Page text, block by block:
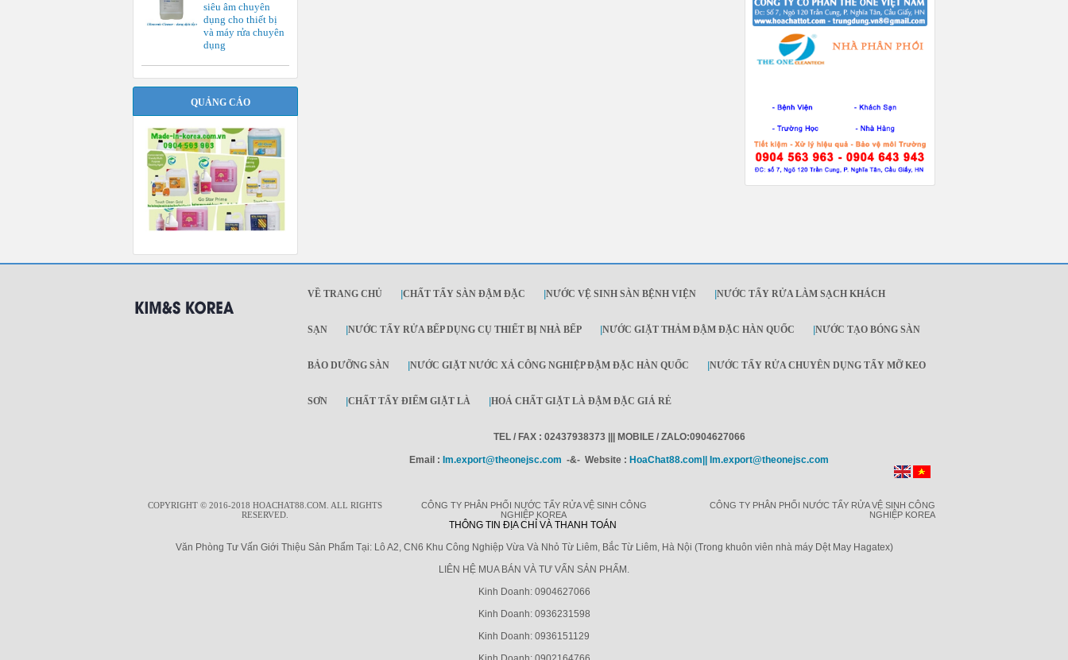
siêu âm chuyên
dụng cho thiết bị
và máy rửa chuyên
dụng
QUẢNG CÁO
VỀ TRANG CHỦ CHẤT TẨY SÀN ĐẬM ĐẶC NƯỚC VỆ SINH SÀN BỆNH VIỆN NƯỚC TẨY RỬA LÀM SẠCH KHÁCH
SẠN NƯỚC TẨY RỬA BẾP DỤNG CỤ THIẾT BỊ NHÀ BẾP NƯỚC GIẶT THẢM ĐẬM ĐẶC HÀN QUỐC NƯỚC TẠO BÓNG SÀN
BẢO DƯỠNG SÀN NƯỚC GIẶT NƯỚC XẢ CÔNG NGHIỆP ĐẬM ĐẶC HÀN QUỐC NƯỚC TẨY RỬA CHUYÊN DỤNG TẨY MỠ KEO
SƠN CHẤT TẨY ĐIỂM GIẶT LÀ HOÁ CHẤT GIẶT LÀ ĐẬM ĐẶC GIÁ RẺ
TEL / FAX : 02437938373 ||| MOBILE / ZALO:0904627066
Email : Im.export@theonejsc.com -&- Website : HoaChat88.com|| Im.export@theonejsc.com
COPYRIGHT © 2016-2018 HOACHAT88.COM. ALL RIGHTS
RESERVED.
CÔNG TY PHÂN PHỐI NƯỚC TẨY RỬA VỆ SINH CÔNG
NGHIỆP KOREA
CÔNG TY PHÂN PHỐI NƯỚC TẨY RỬA VỆ SINH CÔNG
NGHIỆP KOREA
THÔNG TIN ĐỊA CHỈ VÀ THANH TOÁN
Văn Phòng Tư Vấn Giới Thiệu Sản Phẩm Tại: Lô A2, CN6 Khu Công Nghiệp Vừa Và Nhỏ Từ Liêm, Bắc Từ Liêm, Hà Nội (Trong khuôn viên nhà máy Dệt May Hagatex)
LIÊN HỆ MUA BÁN VÀ TƯ VẤN SẢN PHẨM.
Kinh Doanh: 0904627066
Kinh Doanh: 0936231598
Kinh Doanh: 0936151129